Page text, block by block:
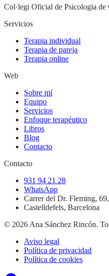
Col·legi Oficial de Psicologia de
Servicios
Terapia individual
Terapia de pareja
Terapia online
Web
Sobre mí
Equipo
Servicios
Enfoque terapéutico
Libros
Blog
Contacto
Contacto
931 94 21 28
WhatsApp
Carrer del Dr. Fleming,
Castelldefels, Barcelona
© 2026 Ana Sánchez Rincón.
Aviso legal
Política de privacidad
Política de cookies